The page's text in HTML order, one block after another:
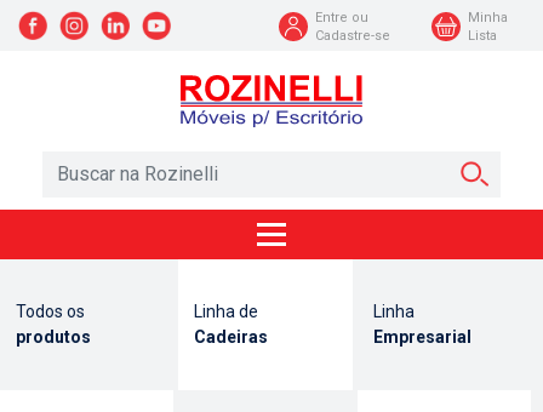
Entre ou
Cadastre-se
Minha
Lista
Todos os
produtos
Linha de
Cadeiras
Linha
Empresarial